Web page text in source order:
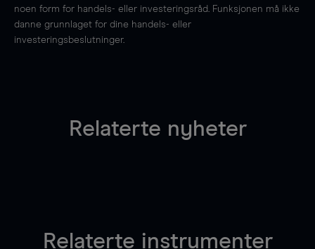
noen form for handels- eller investeringsråd. Funksjonen må ikke
danne grunnlaget for dine handels- eller
investeringsbeslutninger.
Relaterte nyheter
Relaterte instrumenter